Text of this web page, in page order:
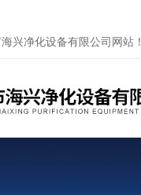
兴净化设备有限公司网站！